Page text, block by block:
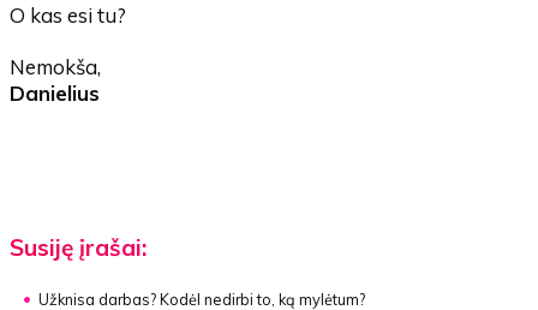
O kas esi tu?
Nemokša,
Danielius
Susiję įrašai:
Užknisa darbas? Kodėl nedirbi to, ką mylėtum?